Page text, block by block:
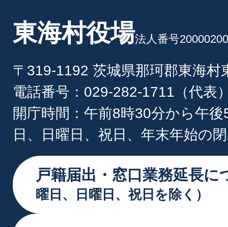
東海村役場法人番号
〒319-1192 茨城県那珂郡東海村
電話番号：029-282-1711（代表
開庁時間：午前8時30分から午
日、日曜日、祝日、年末年始の
戸籍届出・窓口業務延長に
曜日、日曜日、祝日を除く）